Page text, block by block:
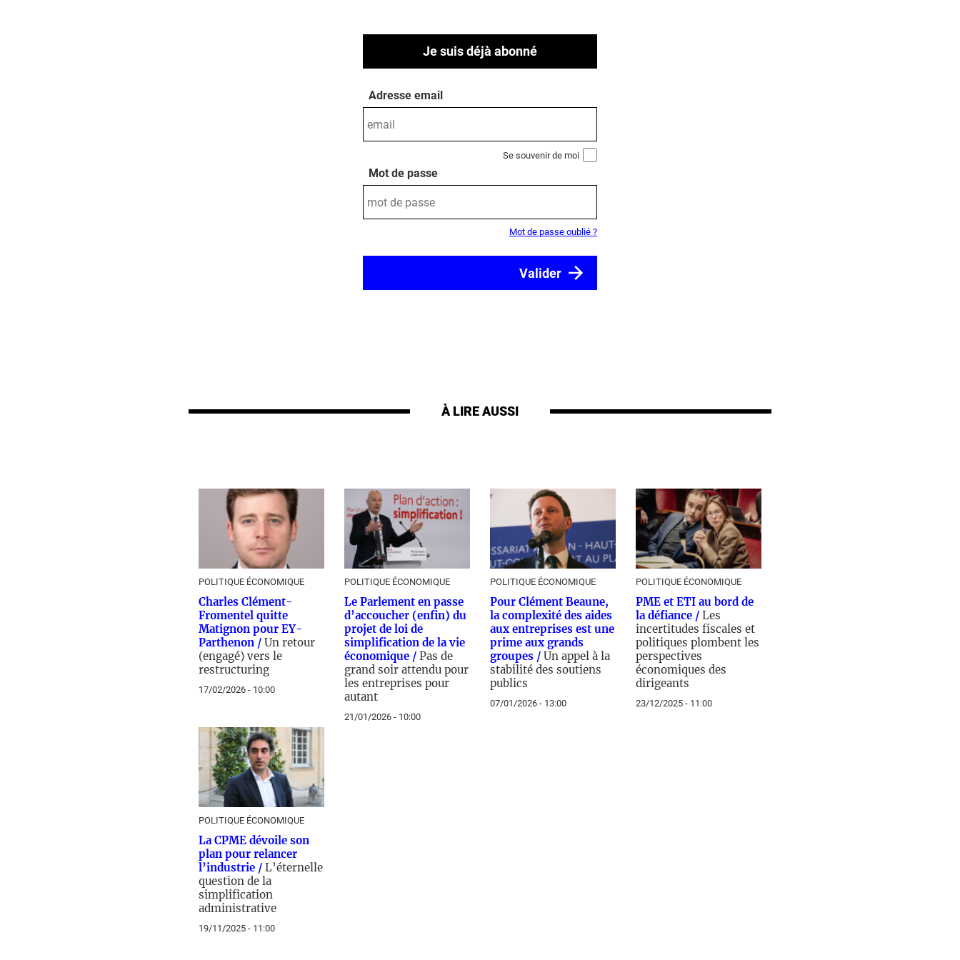
Je suis déjà abonné
Adresse email
Se souvenir de moi
Mot de passe
Mot de passe oublié ?
À LIRE AUSSI
POLITIQUE ÉCONOMIQUE
Charles Clément-
Fromentel quitte
Matignon pour EY-
Parthenon / Un retour
(engagé) vers le
restructuring
17/02/2026 - 10:00
POLITIQUE ÉCONOMIQUE
Le Parlement en passe
d’accoucher (enfin) du
projet de loi de
simplification de la vie
économique / Pas de
grand soir attendu pour
les entreprises pour
autant
21/01/2026 - 10:00
POLITIQUE ÉCONOMIQUE
Pour Clément Beaune,
la complexité des aides
aux entreprises est une
prime aux grands
groupes / Un appel à la
stabilité des soutiens
publics
07/01/2026 - 13:00
POLITIQUE ÉCONOMIQUE
PME et ETI au bord de
la défiance / Les
incertitudes fiscales et
politiques plombent les
perspectives
économiques des
dirigeants
23/12/2025 - 11:00
POLITIQUE ÉCONOMIQUE
La CPME dévoile son
plan pour relancer
l’industrie / L’éternelle
question de la
simplification
administrative
19/11/2025 - 11:00